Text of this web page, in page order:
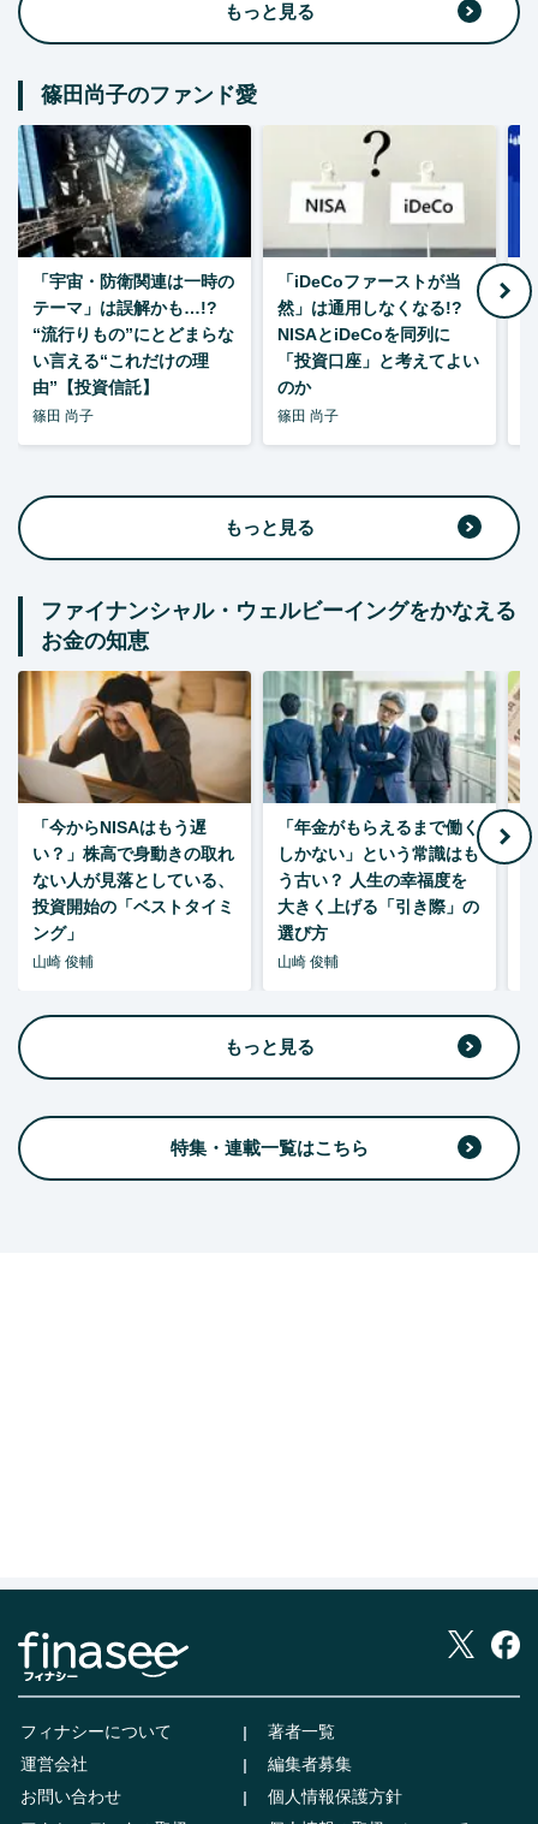
もっと見る
篠田尚子のファンド愛
「宇宙・防衛関連は一時の
テーマ」は誤解かも…!?
“流行りもの”にとどまらな
い言える“これだけの理
由”【投資信託】
篠田 尚子
「iDeCoファーストが当
然」は通用しなくなる!?
NISAとiDeCoを同列に
「投資口座」と考えてよい
のか
篠田 尚子
もっと見る
ファイナンシャル・ウェルビーイングをかなえる
お金の知恵
「今からNISAはもう遅
い？」株高で身動きの取れ
ない人が見落としている、
投資開始の「ベストタイミ
ング」
山崎 俊輔
「年金がもらえるまで働く
しかない」という常識はも
う古い？ 人生の幸福度を
大きく上げる「引き際」の
選び方
山崎 俊輔
もっと見る
特集・連載一覧はこちら
フィナシーについて
著者一覧
運営会社
編集者募集
お問い合わせ
個人情報保護方針